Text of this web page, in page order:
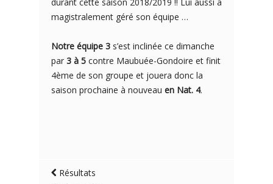
magistralement géré son équipe …
Notre équipe 3 s’est inclinée ce dimanche
par 3 à 5 contre Maubuée-Gondoire et finit
4ème de son groupe et jouera donc la
saison prochaine à nouveau en Nat. 4.
Résultats